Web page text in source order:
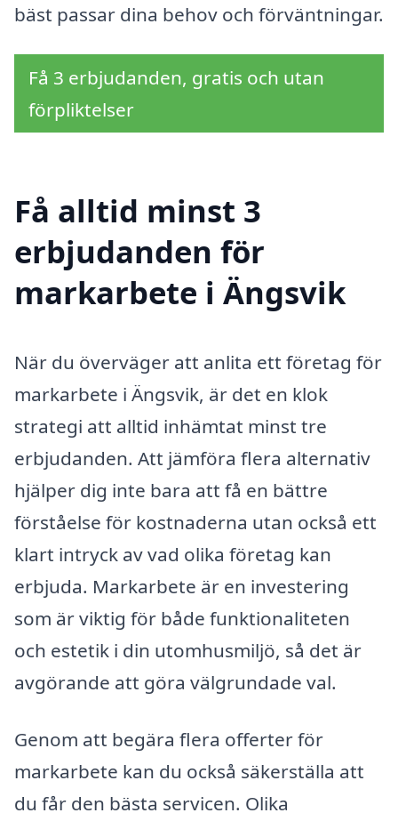
bäst passar dina behov och förväntningar.
Få 3 erbjudanden, gratis och utan
förpliktelser
Få alltid minst 3
erbjudanden för
markarbete i Ängsvik
När du överväger att anlita ett företag för
markarbete i Ängsvik, är det en klok
strategi att alltid inhämtat minst tre
erbjudanden. Att jämföra flera alternativ
hjälper dig inte bara att få en bättre
förståelse för kostnaderna utan också ett
klart intryck av vad olika företag kan
erbjuda. Markarbete är en investering
som är viktig för både funktionaliteten
och estetik i din utomhusmiljö, så det är
avgörande att göra välgrundade val.
Genom att begära flera offerter för
markarbete kan du också säkerställa att
du får den bästa servicen. Olika